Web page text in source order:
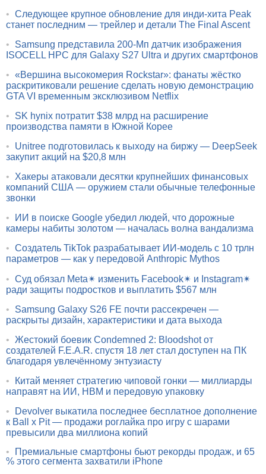
• Следующее крупное обновление для инди-хита Peak
станет последним — трейлер и детали The Final Ascent
•
Samsung представила 200-Мп датчик изображения
ISOCELL HPC для Galaxy S27 Ultra и других смартфонов
• «Вершина высокомерия Rockstar»: фанаты жёстко
раскритиковали решение сделать новую демонстрацию
GTA VI временным эксклюзивом Netflix
•
SK hynix потратит $38 млрд на расширение
производства памяти в Южной Корее
•
Unitree подготовилась к выходу на биржу — DeepSeek
закупит акций на $20,8 млн
•
Хакеры атаковали десятки крупнейших финансовых
компаний США — оружием стали обычные телефонные
звонки
•
ИИ в поиске Google убедил людей, что дорожные
камеры набиты золотом — началась волна вандализма
• Создатель TikTok разрабатывает ИИ-модель с 10 трлн
параметров — как у передовой Anthropic Mythos
• Суд обязал Meta✴ изменить Facebook✴ и Instagram✴
ради защиты подростков и выплатить $567 млн
•
Samsung Galaxy S26 FE почти рассекречен —
раскрыты дизайн, характеристики и дата выхода
• Жестокий боевик Condemned 2: Bloodshot от
создателей F.E.A.R. спустя 18 лет стал доступен на ПК
благодаря увлечённому энтузиасту
•
Китай меняет стратегию чиповой гонки — миллиарды
направят на ИИ, HBM и передовую упаковку
•
Devolver выкатила последнее бесплатное дополнение
к Ball x Pit — продажи роглайка про игру с шарами
превысили два миллиона копий
•
Премиальные смартфоны бьют рекорды продаж, и 65
% этого сегмента захватили iPhone